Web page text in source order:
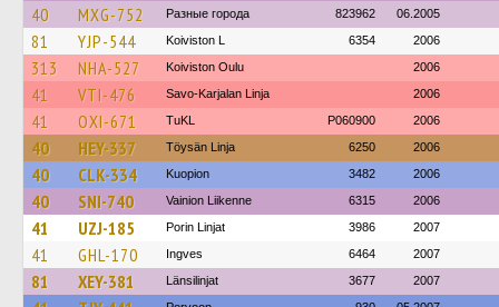
40 MXG-752 Разные города 823962 06.2005
81 YJP-544 Koiviston L 6354 2006
313 NHA-527 Koiviston Oulu 2006
41 VTI-476 Savo-Karjalan Linja 2006
41 OXI-671 TuKL P060900 2006
40 HEY-337 Töysän Linja 6250 2006
40 CLK-334 Kuopion 3482 2006
40 SNI-740 Vainion Liikenne 6315 2006
41 UZJ-185 Porin Linjat 3986 2007
41 GHL-170 Ingves 6464 2007
81 XEY-381 Länsilinjat 3677 2007